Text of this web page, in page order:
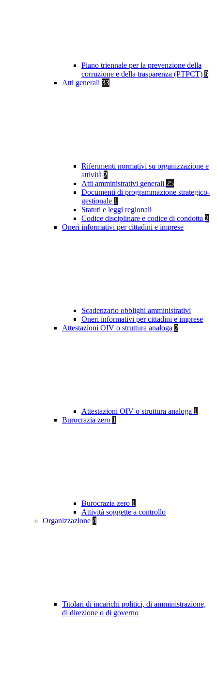
Piano triennale per la prevenzione della
corruzione e della trasparenza (PTPCT) 8
Atti generali 33
Riferimenti normativi su organizzazione e
attività 2
Atti amministrativi generali 25
Documenti di programmazione strategico-
gestionale 1
Statuti e leggi regionali
Codice disciplinare e codice di condotta 2
Oneri informativi per cittadini e imprese
Scadenzario obblighi amministrativi
Oneri informativi per cittadini e imprese
Attestazioni OIV o struttura analoga 2
Attestazioni OIV o struttura analoga 1
Burocrazia zero 1
Burocrazia zero 1
Attività soggette a controllo
Organizzazione 4
Titolari di incarichi politici, di amministrazione,
di direzione o di governo